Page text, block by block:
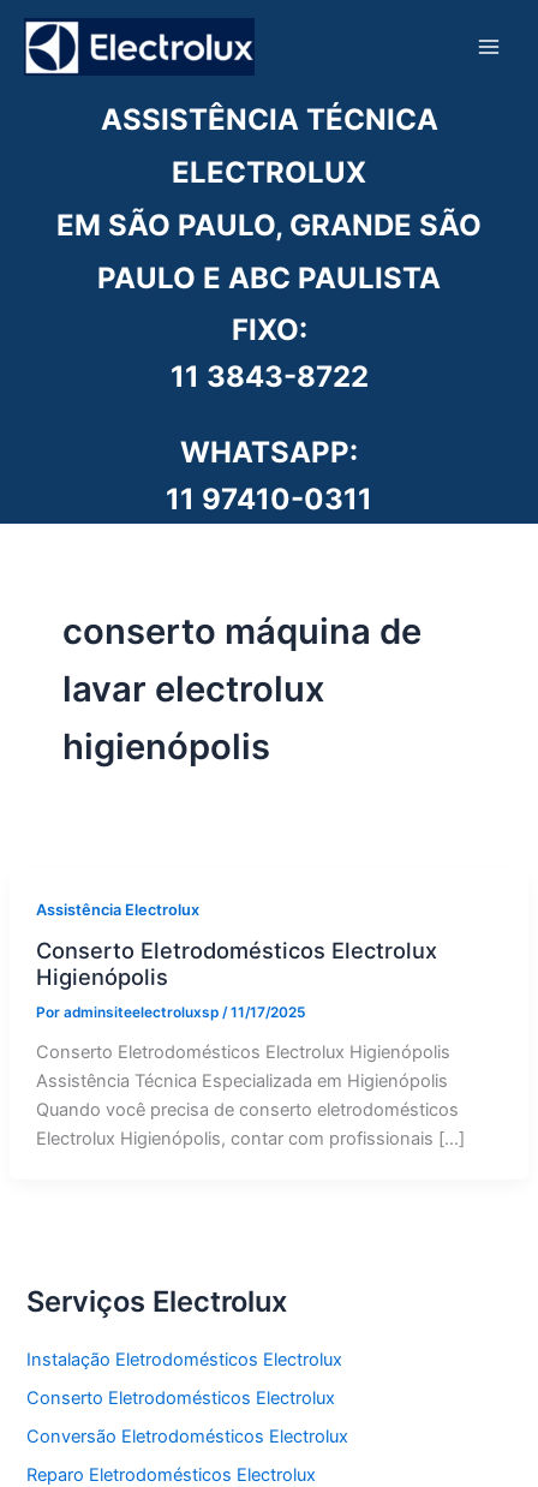
para
ASSISTÊNCIA TÉCNICA
ELECTROLUX
EM SÃO PAULO, GRANDE SÃO
PAULO E ABC PAULISTA
FIXO:
11 3843-8722
WHATSAPP:
11 97410-0311
conserto máquina de
lavar electrolux
higienópolis
Assistência Electrolux
Conserto Eletrodomésticos Electrolux
Higienópolis
Por adminsiteelectroluxsp /11/17/2025
Conserto Eletrodomésticos Electrolux Higienópolis
Assistência Técnica Especializada em Higienópolis
Quando você precisa de conserto eletrodomésticos
Electrolux Higienópolis, contar com profissionais […]
Serviços Electrolux
Instalação Eletrodomésticos Electrolux
Conserto Eletrodomésticos Electrolux
Conversão Eletrodomésticos Electrolux
Reparo Eletrodomésticos Electrolux